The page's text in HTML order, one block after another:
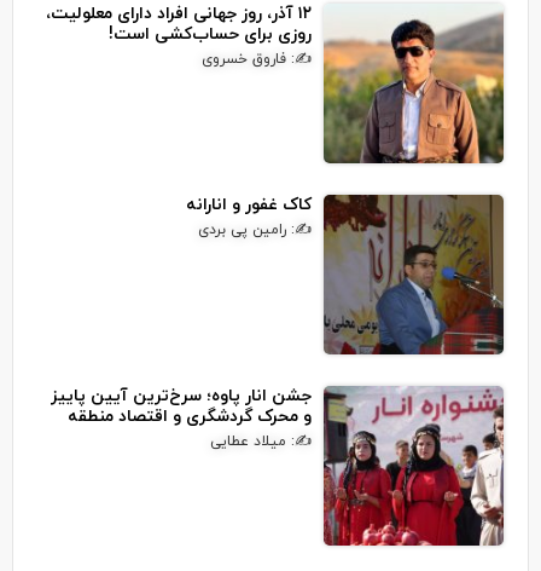
۱۲ آذر، روز جهانی افراد دارای معلولیت،
روزی برای حساب‌کشی است!
✍: فاروق خسروی
کاک غفور و انارانه
✍: رامین پی بردی
جشن انار پاوه؛ سرخ‌ترین آیین پاییز
و محرک گردشگری و اقتصاد منطقه
✍: میلاد عطایی